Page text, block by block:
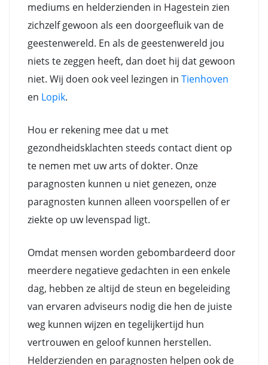
mediums en helderzienden in Hagestein zien
zichzelf gewoon als een doorgeefluik van de
geestenwereld. En als de geestenwereld jou
niets te zeggen heeft, dan doet hij dat gewoon
niet. Wij doen ook veel lezingen in Tienhoven
en Lopik.
Hou er rekening mee dat u met
gezondheidsklachten steeds contact dient op
te nemen met uw arts of dokter. Onze
paragnosten kunnen u niet genezen, onze
paragnosten kunnen alleen voorspellen of er
ziekte op uw levenspad ligt.
Omdat mensen worden gebombardeerd door
meerdere negatieve gedachten in een enkele
dag, hebben ze altijd de steun en begeleiding
van ervaren adviseurs nodig die hen de juiste
weg kunnen wijzen en tegelijkertijd hun
vertrouwen en geloof kunnen herstellen.
Helderzienden en paragnosten helpen ook de